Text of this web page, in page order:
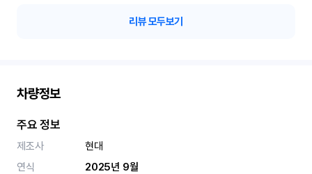
리뷰 모두보기
차량정보
주요 정보
제조사
현대
연식
2025년 9월